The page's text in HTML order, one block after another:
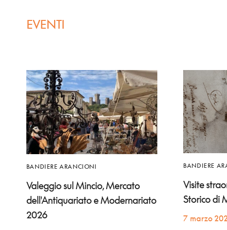
EVENTI
BANDIERE ARANCIONI
Valeggio sul Mincio, Mercato
dell'Antiquariato e Modernariato
2026
BANDIERE
Visite
Storico di
7 marzo